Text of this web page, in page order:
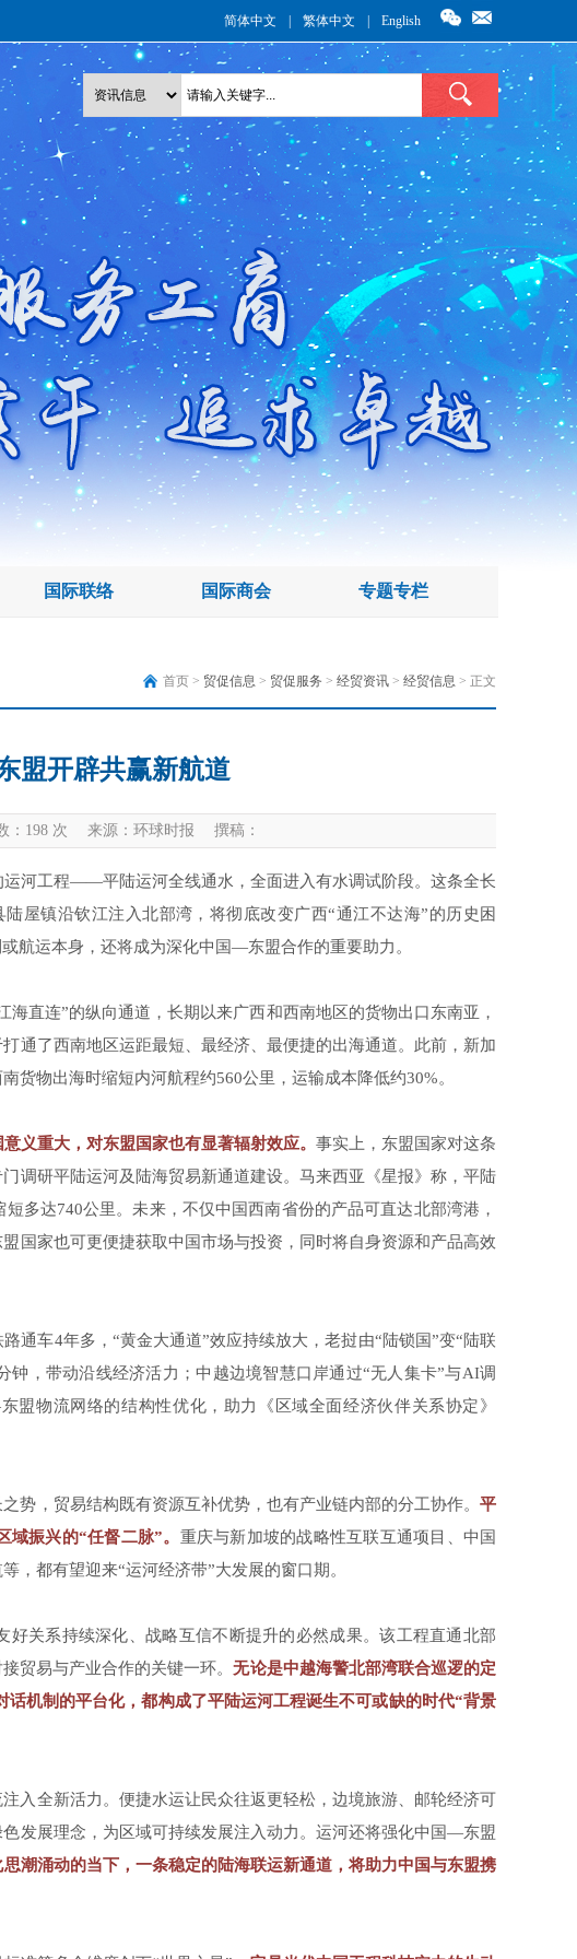
简体中文 繁体中文 English
国际联络 国际商会 专题专栏
首页 > 贸促信息 > 贸促服务 > 经贸资讯 > 经贸信息 > 正文
盟开辟共赢新航道
： 198 次 来源：环球时报 撰稿：
河工程——平陆运河全线通水，全面进入有水调试阶段。这条全长
屋镇沿钦江注入北部湾，将彻底改变广西“通江不达海”的历史困
航运本身，还将成为深化中国—东盟合作的重要助力。
直连”的纵向通道，长期以来广西和西南地区的货物出口东南亚，
通了西南地区运距最短、最经济、最便捷的出海通道。此前，新加
货物出海时缩短内河航程约560公里，运输成本降低约30%。
义重大，对东盟国家也有显著辐射效应。 事实上，东盟国家对这条
调研平陆运河及陆海贸易新通道建设。马来西亚《星报》称，平陆
多达740公里。未来，不仅中国西南省份的产品可直达北部湾港，
国家也可更便捷获取中国市场与投资，同时将自身资源和产品高效
通车4年多，“黄金大通道”效应持续放大，老挝由“陆锁国”变“陆联
，带动沿线经济活力；中越边境智慧口岸通过“无人集卡”与AI调
物流网络的结构性优化，助力《区域全面经济伙伴关系协定》
势，贸易结构既有资源互补优势，也有产业链内部的分工协作。 平
振兴的“任督二脉”。 重庆与新加坡的战略性互联互通项目、中国
都有望迎来“运河经济带”大发展的窗口期。
关系持续深化、战略互信不断提升的必然成果。该工程直通北部
贸易与产业合作的关键一环。无论是中越海警北部湾联合巡逻的定
机制的平台化，都构成了平陆运河工程诞生不可或缺的时代“背景
入全新活力。便捷水运让民众往返更轻松，边境旅游、邮轮经济可
发展理念，为区域可持续发展注入动力。运河还将强化中国—东盟
潮涌动的当下，一条稳定的陆海联运新通道，将助力中国与东盟携